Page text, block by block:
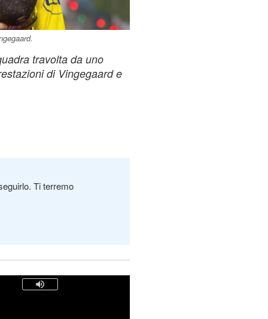
travolta da uno
di Vingegaard e
Ti terremo